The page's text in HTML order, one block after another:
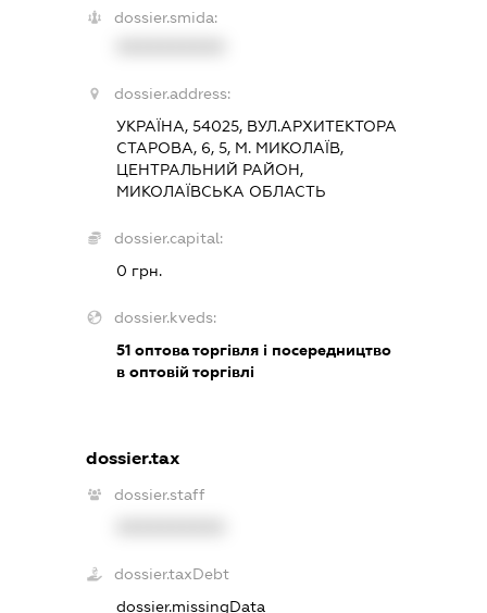
dossier.smida:
dossier.address:
УКРАЇНА, 54025, ВУЛ.АРХИТЕКТОРА
СТАРОВА, 6, 5, М. МИКОЛАЇВ,
ЦЕНТРАЛЬНИЙ РАЙОН,
МИКОЛАЇВСЬКА ОБЛАСТЬ
dossier.capital:
0 грн.
dossier.kveds:
51оптова торгівля і посередництво
в оптовій торгівлі
dossier.tax
dossier.staff
dossier.taxDebt
dossier.missingData